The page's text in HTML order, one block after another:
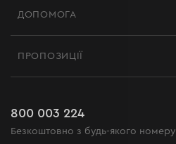
Регламент інтернет-магазину
Політика конфіденційності
ДОПОМОГА
Гарантія та сервіс
Рекламації та скарги
ПРОПОЗИЦІЇ
Новинки
800 003 224
Безкоштовно з будь-якого номеру